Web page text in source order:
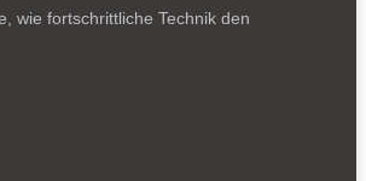
wie fortschrittliche Technik den